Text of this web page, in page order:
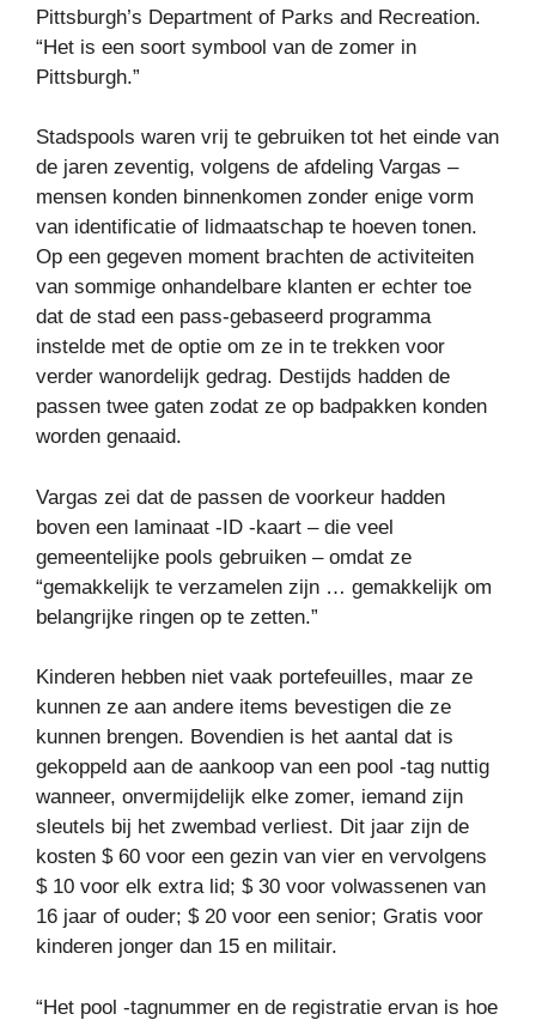
Pittsburgh’s Department of Parks and Recreation.
“Het is een soort symbool van de zomer in
Pittsburgh.”
Stadspools waren vrij te gebruiken tot het einde van
de jaren zeventig, volgens de afdeling Vargas –
mensen konden binnenkomen zonder enige vorm
van identificatie of lidmaatschap te hoeven tonen.
Op een gegeven moment brachten de activiteiten
van sommige onhandelbare klanten er echter toe
dat de stad een pass-gebaseerd programma
instelde met de optie om ze in te trekken voor
verder wanordelijk gedrag. Destijds hadden de
passen twee gaten zodat ze op badpakken konden
worden genaaid.
Vargas zei dat de passen de voorkeur hadden
boven een laminaat -ID -kaart – die veel
gemeentelijke pools gebruiken – omdat ze
“gemakkelijk te verzamelen zijn … gemakkelijk om
belangrijke ringen op te zetten.”
Kinderen hebben niet vaak portefeuilles, maar ze
kunnen ze aan andere items bevestigen die ze
kunnen brengen. Bovendien is het aantal dat is
gekoppeld aan de aankoop van een pool -tag nuttig
wanneer, onvermijdelijk elke zomer, iemand zijn
sleutels bij het zwembad verliest. Dit jaar zijn de
kosten $ 60 voor een gezin van vier en vervolgens
$ 10 voor elk extra lid; $ 30 voor volwassenen van
16 jaar of ouder; $ 20 voor een senior; Gratis voor
kinderen jonger dan 15 en militair.
“Het pool -tagnummer en de registratie ervan is hoe